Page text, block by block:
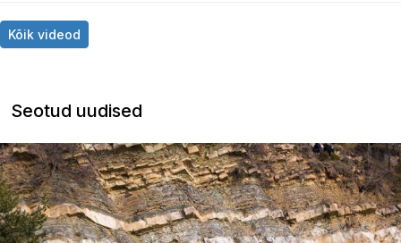
Kõik videod
Seotud uudised